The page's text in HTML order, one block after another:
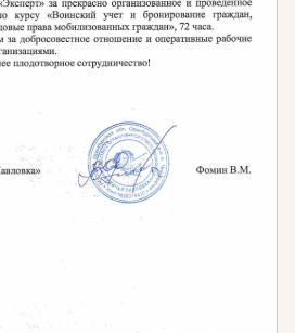
работы, связанные с
излучения.
операции с
временное хранение
знаков с
руководителям
и финансово-валютных